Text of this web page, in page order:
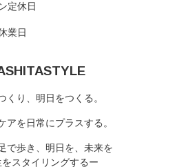
定休日
業日
くり、明日をつくる。
アを日常にプラスする。
で歩き、明日を、未来を
をスタイリングするー